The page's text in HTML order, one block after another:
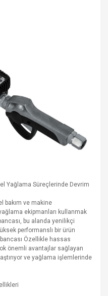
Yağlama Süreçlerinde Devrim
bakım ve makine
ekipmanları kullanmak
bu alanda yenilikçi
performanslı bir ürün
Özellikle hassas
önemli avantajlar sağlayan
ve yağlama işlemlerinde